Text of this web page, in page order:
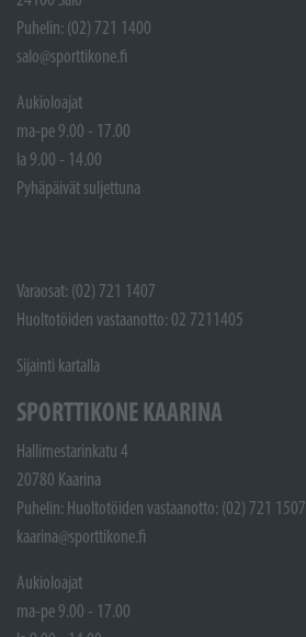
Puhelin: (02) 721 1400
salo@sporttikone.fi
Aukioloajat
ma-pe 9.00 - 17.00
la 9.00 - 14.00
Pyhäpäivät suljettuna
Varaosat: (02) 721 1407
Huoltotöiden vastaanotto: 02 7211405
Sijainti kartalla
SPORTTIKONE KAARINA
Hallimestarinkatu 4
20780 Kaarina
Puhelin: Huoltotöiden vastaanotto: (02) 721 1507
kaarina@sporttikone.fi
Aukioloajat
ma-pe 9.00 - 17.00